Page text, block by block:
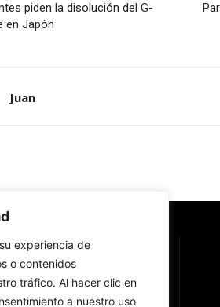
experiencia de
o contenidos
tráfico. Al hacer clic en
a nuestro uso
piden la disolución del G-
en Japón
Juan
sobre la Iglesia católica y la